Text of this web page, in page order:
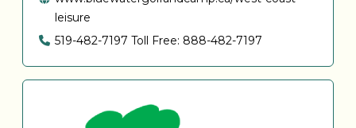
leisure
519-482-7197 Toll Free: 888-482-7197